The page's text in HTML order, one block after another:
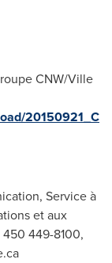
CNW/Ville
20150921_C
Service à
et aux
449-8100,